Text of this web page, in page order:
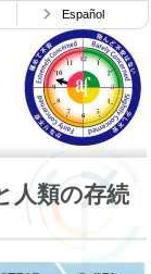
Español
人類の存続